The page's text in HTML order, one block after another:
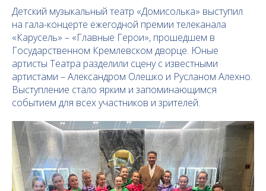
Детский музыкальный театр «Домисолька» выступил
на гала-концерте ежегодной премии телеканала
«Карусель» – «Главные Герои», прошедшем в
Государственном Кремлевском дворце. Юные
артисты Театра разделили сцену с известными
артистами – Александром Олешко и Русланом Алехно.
Выступление стало ярким и запоминающимся
событием для всех участников и зрителей.